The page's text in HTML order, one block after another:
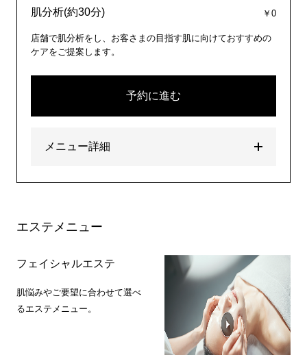
肌分析(約30分) ￥0
店舗で肌分析をし、お客さまの目指す肌に向けておすすめの
ケアをご提案します。
予約に進む
メニュー詳細
エステメニュー
フェイシャルエステ
肌悩みやご要望に合わせて選べ
るエステメニュー。